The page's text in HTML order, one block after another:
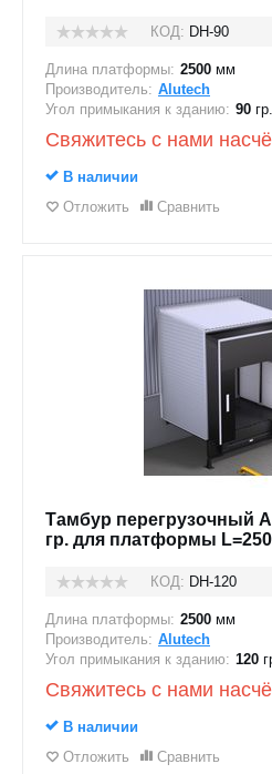
КОД: DH-90
Длина платформы: 2500 мм
Производитель: Alutech
Угол примыкания к зданию: 90 гр.
Свяжитесь с нами
В наличии
Отложить
Сравнить
Тамбур перегрузочный
гр. для платформы
КОД: DH-120
Длина платформы: 2500 мм
Производитель: Alutech
Угол примыкания к зданию: 120
Свяжитесь с нами
В наличии
Отложить
Сравнить